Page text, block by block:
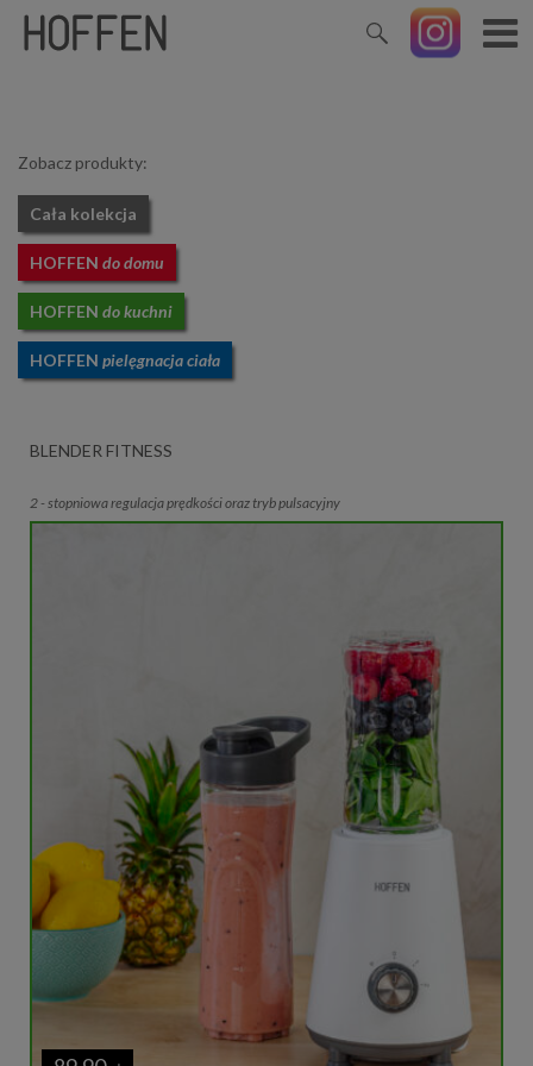
Zobacz produkty:
Cała kolekcja
HOFFEN do domu
HOFFEN do kuchni
HOFFEN pielęgnacja ciała
BLENDER FITNESS
2 - stopniowa regulacja prędkości oraz tryb pulsacyjny